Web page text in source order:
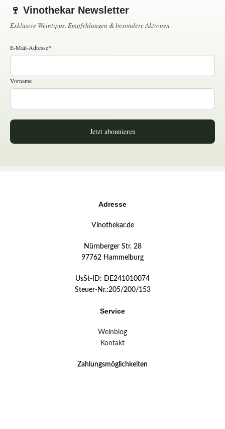
🍷 Vinothekar Newsletter
Exklusive Weintipps, Empfehlungen & besondere Aktionen
E-Mail-Adresse*
Vorname
Jetzt abonnieren
Adresse
Vinothekar.de
Nürnberger Str. 28
97762 Hammelburg
UsSt-ID: DE241010074
Steuer-Nr.:205/200/153
Service
Weinblog
Kontakt
Zahlungsmöglichkeiten